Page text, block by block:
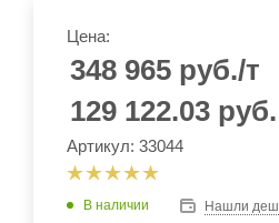
Цена:
348 965 руб./т
129 122.03 руб.
Артикул: 33044
В наличии Нашли